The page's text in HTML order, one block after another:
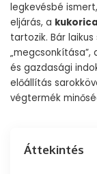
legkevésbé
eljárás, a
tartozik. Bár
és gazdasági
előállítás
végtermék
Áttekintés